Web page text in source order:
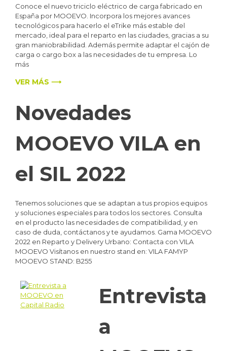
Conoce el nuevo triciclo eléctrico de carga fabricado en
España por MOOEVO. Incorpora los mejores avances
tecnológicos para hacerlo el eTrike más estable del
mercado, ideal para el reparto en las ciudades, gracias a su
gran maniobrabilidad. Además permite adaptar el cajón de
carga o cargo box a las necesidades de tu empresa. Lo
más
VER MÁS ⟶
Novedades
MOOEVO VILA en
el SIL 2022
Tenemos soluciones que se adaptan a tus propios equipos
y soluciones especiales para todos los sectores. Consulta
en el producto las necesidades de compatibilidad, y en
caso de duda, contáctanos y te ayudamos. Gama MOOEVO
2022 en Reparto y Delivery Urbano: Contacta con VILA
MOOEVO Visítanos en nuestro stand en: VILA FAMYP
MOOEVO STAND: B255
Entrevista
a